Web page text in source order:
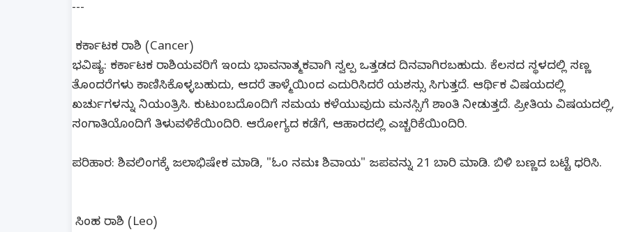
---
ಕರ್ಕಾಟಕ ರಾಶಿ (Cancer)
ಭವಿಷ್ಯ: ಕರ್ಕಾಟಕ ರಾಶಿಯವರಿಗೆ ಇಂದು ಭಾವನಾತ್ಮಕವಾಗಿ ಸ್ವಲ್ಪ ಒತ್ತಡದ ದಿನವಾಗಿರಬಹುದು. ಕೆಲಸದ ಸ್ಥಳದಲ್ಲಿ ಸಣ್ಣ
ತೊಂದರೆಗಳು ಕಾಣಿಸಿಕೊಳ್ಳಬಹುದು, ಆದರೆ ತಾಳ್ಮೆಯಿಂದ ಎದುರಿಸಿದರೆ ಯಶಸ್ಸು ಸಿಗುತ್ತದೆ. ಆರ್ಥಿಕ ವಿಷಯದಲ್ಲಿ
ಖರ್ಚುಗಳನ್ನು ನಿಯಂತ್ರಿಸಿ. ಕುಟುಂಬದೊಂದಿಗೆ ಸಮಯ ಕಳೆಯುವುದು ಮನಸ್ಸಿಗೆ ಶಾಂತಿ ನೀಡುತ್ತದೆ. ಪ್ರೀತಿಯ ವಿಷಯದಲ್ಲಿ,
ಸಂಗಾತಿಯೊಂದಿಗೆ ತಿಳುವಳಿಕೆಯಿಂದಿರಿ. ಆರೋಗ್ಯದ ಕಡೆಗೆ, ಆಹಾರದಲ್ಲಿ ಎಚ್ಚರಿಕೆಯಿಂದಿರಿ.
ಪರಿಹಾರ: ಶಿವಲಿಂಗಕ್ಕೆ ಜಲಾಭಿಷೇಕ ಮಾಡಿ, "ಓಂ ನಮಃ ಶಿವಾಯ" ಜಪವನ್ನು 21 ಬಾರಿ ಮಾಡಿ. ಬಿಳಿ ಬಣ್ಣದ ಬಟ್ಟೆ ಧರಿಸಿ.
ಸಿಂಹ ರಾಶಿ (Leo)